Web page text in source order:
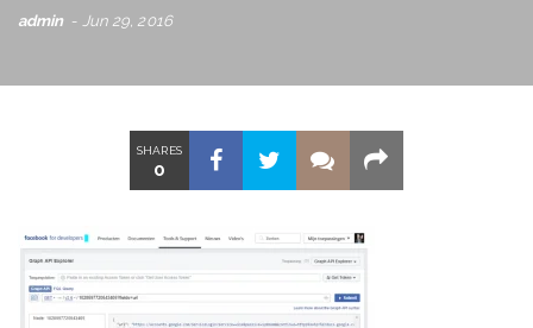
admin Jun 29, 2016
SHARES
0